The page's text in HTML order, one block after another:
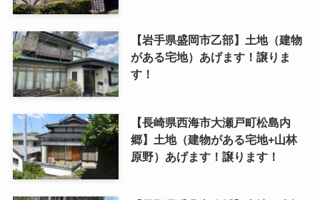
【岩手県盛岡市乙部】土地（建物
がある宅地）あげます！譲りま
す！
【長崎県西海市大瀬戸町松島内
郷】土地（建物がある宅地+山林
原野）あげます！譲ります！